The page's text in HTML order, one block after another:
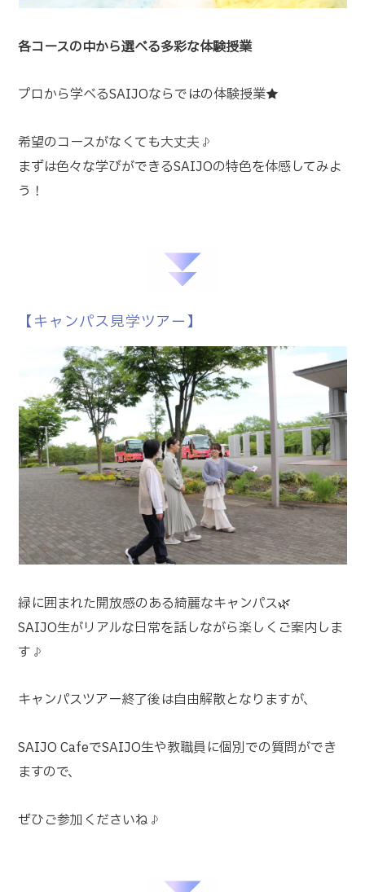
各コースの中から選べる多彩な体験授業
プロから学べるSAIJOならではの体験授業★
希望のコースがなくても大丈夫♪
まずは色々な学びができるSAIJOの特色を体感してみよ
う！
【キャンパス見学ツアー】
緑に囲まれた開放感のある綺麗なキャンパス🌿
SAIJO生がリアルな日常を話しながら楽しくご案内しま
す♪
キャンパスツアー終了後は自由解散となりますが、
SAIJO CafeでSAIJO生や教職員に個別での質問ができ
ますので、
ぜひご参加くださいね♪